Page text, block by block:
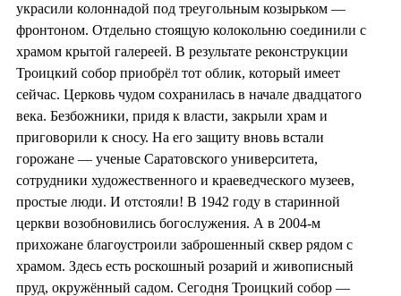
украсили колоннадой под треугольным козырьком —
фронтоном. Отдельно стоящую колокольню соединили с
храмом крытой галереей. В результате реконструкции
Троицкий собор приобрёл тот облик, который имеет
сейчас. Церковь чудом сохранилась в начале двадцатого
века. Безбожники, придя к власти, закрыли храм и
приговорили к сносу. На его защиту вновь встали
горожане — ученые Саратовского университета,
сотрудники художественного и краеведческого музеев,
простые люди. И отстояли! В 1942 году в старинной
церкви возобновились богослужения. А в 2004-м
прихожане благоустроили заброшенный сквер рядом с
храмом. Здесь есть роскошный розарий и живописный
пруд, окружённый садом. Сегодня Троицкий собор —